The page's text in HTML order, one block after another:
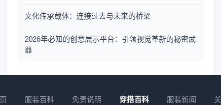
文化传承载体：连接过去与未来的桥梁
2026年必知的创意展示平台：引领视觉革新的秘密武
器
服装百科 免责说明 穿搭百科 服装新闻